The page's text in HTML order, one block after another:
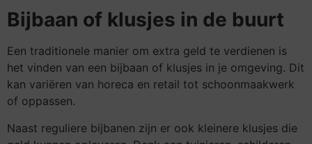
Bijbaan of klusjes in de buurt
Een traditionele manier om extra geld te verdienen is
het vinden van een bijbaan of klusjes in je omgeving. Dit
kan variëren van horeca en retail tot schoonmaakwerk
of oppassen.
Naast reguliere bijbanen zijn er ook kleinere klusjes die